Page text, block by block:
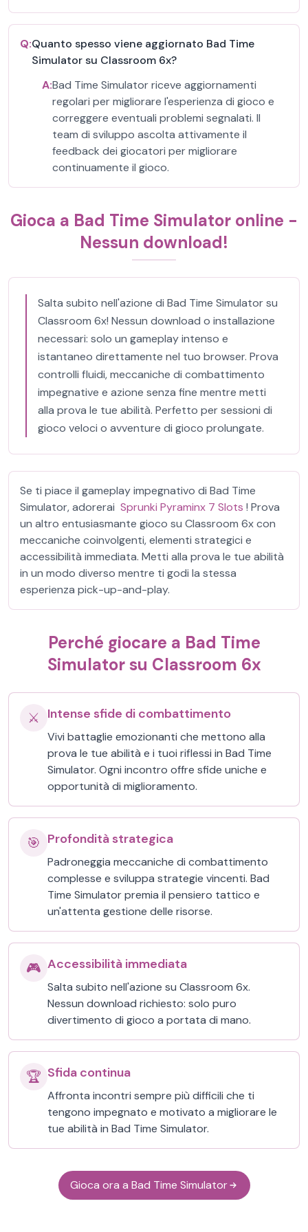
Q:Quanto spesso viene aggiornato Bad Time
Simulator su Classroom 6x?
A:Bad Time Simulator riceve aggiornamenti
regolari per migliorare l'esperienza di gioco e
correggere eventuali problemi segnalati. Il
team di sviluppo ascolta attivamente il
feedback dei giocatori per migliorare
continuamente il gioco.
Gioca a Bad Time Simulator online -
Nessun download!
Salta subito nell'azione di Bad Time Simulator su
Classroom 6x! Nessun download o installazione
necessari: solo un gameplay intenso e
istantaneo direttamente nel tuo browser. Prova
controlli fluidi, meccaniche di combattimento
impegnative e azione senza fine mentre metti
alla prova le tue abilità. Perfetto per sessioni di
gioco veloci o avventure di gioco prolungate.
Se ti piace il gameplay impegnativo di Bad Time
Simulator, adorerai Sprunki Pyraminx 7 Slots ! Prova
un altro entusiasmante gioco su Classroom 6x con
meccaniche coinvolgenti, elementi strategici e
accessibilità immediata. Metti alla prova le tue abilità
in un modo diverso mentre ti godi la stessa
esperienza pick-up-and-play.
Perché giocare a Bad Time
Simulator su Classroom 6x
⚔️ Intense sfide di combattimento
Vivi battaglie emozionanti che mettono alla
prova le tue abilità e i tuoi riflessi in Bad Time
Simulator. Ogni incontro offre sfide uniche e
opportunità di miglioramento.
🎯 Profondità strategica
Padroneggia meccaniche di combattimento
complesse e sviluppa strategie vincenti. Bad
Time Simulator premia il pensiero tattico e
un'attenta gestione delle risorse.
🎮 Accessibilità immediata
Salta subito nell'azione su Classroom 6x.
Nessun download richiesto: solo puro
divertimento di gioco a portata di mano.
🏆 Sfida continua
Affronta incontri sempre più difficili che ti
tengono impegnato e motivato a migliorare le
tue abilità in Bad Time Simulator.
Gioca ora a Bad Time Simulator